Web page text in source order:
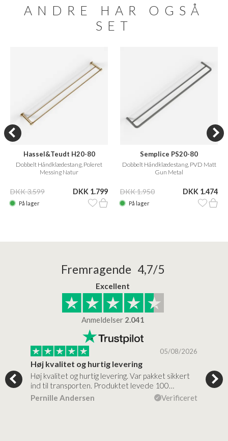
ANDRE HAR OGSÅ
SET
Hassel&Teudt H20-80
Dobbelt Håndklædestang, Poleret
Messing Natur
DKK 3.599 DKK 1.799
På lager
Semplice PS20-80
Dobbelt Håndklædestang, PVD Matt
Gun Metal
DKK 1.950 DKK 1.474
På lager
Fremragende 4,7/5
Excellent
Anmeldelser 2.041
05/08/2026
Høj kvalitet og hurtig levering
Høj kvalitet og hurtig levering. Var pakket sikkert
ind til transporten. Produktet levede 100…
Pernille Andersen
Verificeret